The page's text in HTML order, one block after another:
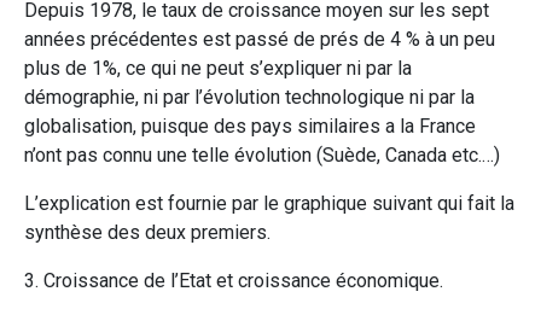
Depuis 1978, le taux de croissance moyen sur les sept
années précédentes est passé de prés de 4 % à un peu
plus de 1%, ce qui ne peut s’expliquer ni par la
démographie, ni par l’évolution technologique ni par la
globalisation, puisque des pays similaires a la France
n’ont pas connu une telle évolution (Suède, Canada etc.…)
L’explication est fournie par le graphique suivant qui fait la
synthèse des deux premiers.
3. Croissance de l’Etat et croissance économique.